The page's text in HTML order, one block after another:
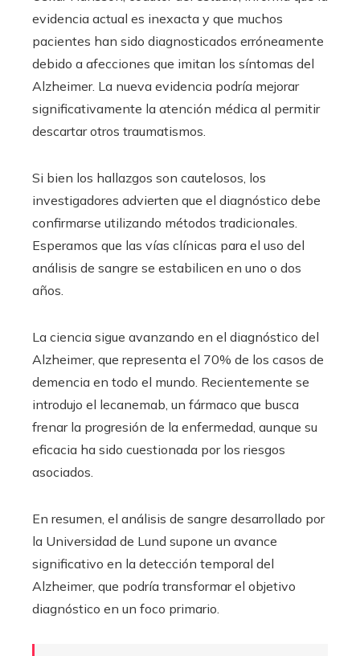
evidencia actual es inexacta y que muchos
pacientes han sido diagnosticados erróneamente
debido a afecciones que imitan los síntomas del
Alzheimer. La nueva evidencia podría mejorar
significativamente la atención médica al permitir
descartar otros traumatismos.
Si bien los hallazgos son cautelosos, los
investigadores advierten que el diagnóstico debe
confirmarse utilizando métodos tradicionales.
Esperamos que las vías clínicas para el uso del
análisis de sangre se estabilicen en uno o dos
años.
La ciencia sigue avanzando en el diagnóstico del
Alzheimer, que representa el 70% de los casos de
demencia en todo el mundo. Recientemente se
introdujo el lecanemab, un fármaco que busca
frenar la progresión de la enfermedad, aunque su
eficacia ha sido cuestionada por los riesgos
asociados.
En resumen, el análisis de sangre desarrollado por
la Universidad de Lund supone un avance
significativo en la detección temporal del
Alzheimer, que podría transformar el objetivo
diagnóstico en un foco primario.